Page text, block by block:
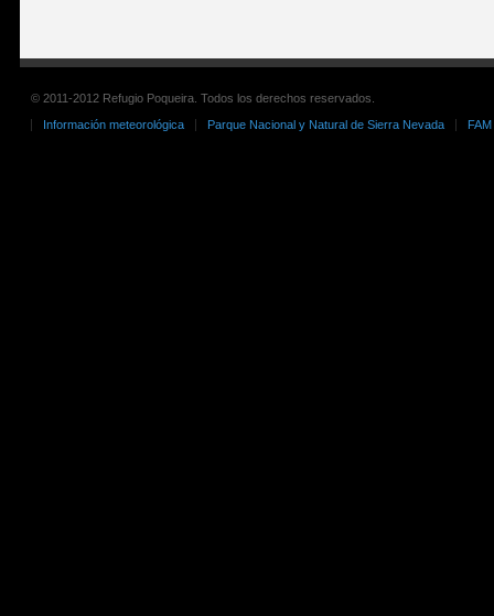
© 2011-2012 Refugio Poqueira. Todos los derechos reservados.
Información meteorológica
Parque Nacional y Natural de Sierra Nevada FAM